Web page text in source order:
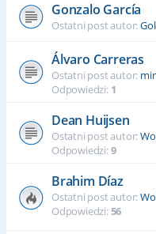
Gonzalo García
Ostatni post autor:
Álvaro Carreras
Ostatni post autor:
Odpowiedzi: 1
Dean Huijsen
Ostatni post autor:
Odpowiedzi:9
Brahim Díaz
Ostatni post autor:
Odpowiedzi:56